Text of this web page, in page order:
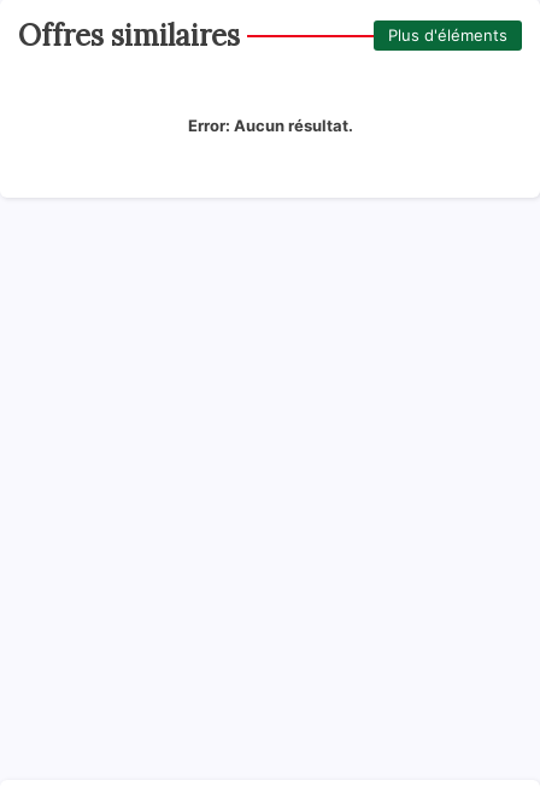
Offres similaires Plus d'éléments
Error: Aucun résultat.